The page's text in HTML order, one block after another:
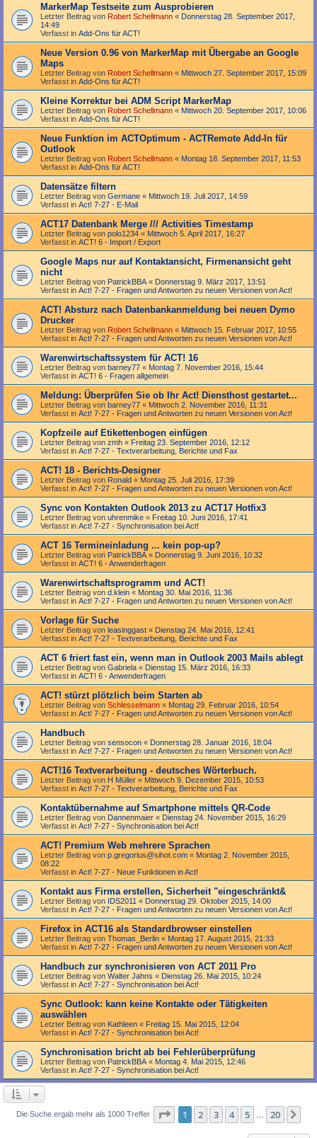
MarkerMap Testseite zum Ausprobieren
Letzter Beitrag von Robert Schellmann « Donnerstag 28. September 2017,
14:49
Verfasst in Add-Ons für ACT!
Neue Version 0.96 von MarkerMap mit Übergabe an Google
Maps
Letzter Beitrag von Robert Schellmann « Mittwoch 27. September 2017, 15:09
Verfasst in Add-Ons für ACT!
Kleine Korrektur bei ADM Script MarkerMap
Letzter Beitrag von Robert Schellmann « Mittwoch 20. September 2017, 10:06
Verfasst in Add-Ons für ACT!
Neue Funktion im ACTOptimum - ACTRemote Add-In für
Outlook
Letzter Beitrag von Robert Schellmann « Montag 18. September 2017, 11:53
Verfasst in Add-Ons für ACT!
Datensätze filtern
Letzter Beitrag von Germane « Mittwoch 19. Juli 2017, 14:59
Verfasst in Act! 7-27 - E-Mail
ACT17 Datenbank Merge /// Activities Timestamp
Letzter Beitrag von polo1234 « Mittwoch 5. April 2017, 16:27
Verfasst in ACT! 6 - Import / Export
Google Maps nur auf Kontaktansicht, Firmenansicht geht
nicht
Letzter Beitrag von PatrickBBA « Donnerstag 9. März 2017, 13:51
Verfasst in Act! 7-27 - Fragen und Antworten zu neuen Versionen von Act!
ACT! Absturz nach Datenbankanmeldung bei neuen Dymo
Drucker
Letzter Beitrag von Robert Schellmann « Mittwoch 15. Februar 2017, 10:55
Verfasst in Act! 7-27 - Fragen und Antworten zu neuen Versionen von Act!
Warenwirtschaftssystem für ACT! 16
Letzter Beitrag von barney77 « Montag 7. November 2016, 15:44
Verfasst in ACT! 6 - Fragen allgemein
Meldung: Überprüfen Sie ob Ihr Act! Diensthost gestartet...
Letzter Beitrag von barney77 « Mittwoch 2. November 2016, 11:31
Verfasst in Act! 7-27 - Fragen und Antworten zu neuen Versionen von Act!
Kopfzeile auf Etikettenbogen einfügen
Letzter Beitrag von zmh « Freitag 23. September 2016, 12:12
Verfasst in Act! 7-27 - Text­­ver­arbei­tung, Berichte und Fax
ACT! 18 - Berichts-Designer
Letzter Beitrag von Ronald « Montag 25. Juli 2016, 17:39
Verfasst in Act! 7-27 - Fragen und Antworten zu neuen Versionen von Act!
Sync von Kontakten Outlook 2013 zu ACT17 Hotfix3
Letzter Beitrag von uhrenmike « Freitag 10. Juni 2016, 17:41
Verfasst in Act! 7-27 - Synchronisation bei Act!
ACT 16 Termineinladung ... kein pop-up?
Letzter Beitrag von PatrickBBA « Donnerstag 9. Juni 2016, 10:32
Verfasst in ACT! 6 - Anwender­fragen
Warenwirtschaftsprogramm und ACT!
Letzter Beitrag von d.klein « Montag 30. Mai 2016, 11:36
Verfasst in Act! 7-27 - Fragen und Antworten zu neuen Versionen von Act!
Vorlage für Suche
Letzter Beitrag von leasinggast « Dienstag 24. Mai 2016, 12:41
Verfasst in Act! 7-27 - Text­­ver­arbei­tung, Berichte und Fax
ACT 6 friert fast ein, wenn man in Outlook 2003 Mails ablegt
Letzter Beitrag von Gabriela « Dienstag 15. März 2016, 16:33
Verfasst in ACT! 6 - Anwender­fragen
ACT! stürzt plötzlich beim Starten ab
Letzter Beitrag von Schlesselmann « Montag 29. Februar 2016, 10:54
Verfasst in Act! 7-27 - Fragen und Antworten zu neuen Versionen von Act!
Handbuch
Letzter Beitrag von sensocon « Donnerstag 28. Januar 2016, 18:04
Verfasst in Act! 7-27 - Fragen und Antworten zu neuen Versionen von Act!
ACT!16 Textverarbeitung - deutsches Wörterbuch.
Letzter Beitrag von H Müller « Mittwoch 9. Dezember 2015, 10:53
Verfasst in Act! 7-27 - Text­­ver­arbei­tung, Berichte und Fax
Kontaktübernahme auf Smartphone mittels QR-Code
Letzter Beitrag von Dannenmaier « Dienstag 24. November 2015, 16:29
Verfasst in Act! 7-27 - Synchronisation bei Act!
ACT! Premium Web mehrere Sprachen
Letzter Beitrag von p.gregorius@sihot.com « Montag 2. November 2015,
08:22
Verfasst in Act! 7-27 - Neue Funktionen in Act!
Kontakt aus Firma erstellen, Sicherheit "eingeschränkt&
Letzter Beitrag von IDS2011 « Donnerstag 29. Oktober 2015, 14:00
Verfasst in Act! 7-27 - Fragen und Antworten zu neuen Versionen von Act!
Firefox in ACT16 als Standardbrowser einstellen
Letzter Beitrag von Thomas_Berlin « Montag 17. August 2015, 21:33
Verfasst in Act! 7-27 - Fragen und Antworten zu neuen Versionen von Act!
Handbuch zur synchronisieren von ACT 2011 Pro
Letzter Beitrag von Walter Jahns « Dienstag 26. Mai 2015, 10:24
Verfasst in Act! 7-27 - Synchronisation bei Act!
Sync Outlook: kann keine Kontakte oder Tätigkeiten
auswählen
Letzter Beitrag von Kathleen « Freitag 15. Mai 2015, 12:04
Verfasst in Act! 7-27 - Synchronisation bei Act!
Synchronisation bricht ab bei Fehlerüberprüfung
Letzter Beitrag von PatrickBBA « Montag 4. Mai 2015, 12:46
Verfasst in Act! 7-27 - Synchronisation bei Act!
Die Suche ergab mehr als 1000 Treffer Seite 1von 20
1 2 3 4 5 20